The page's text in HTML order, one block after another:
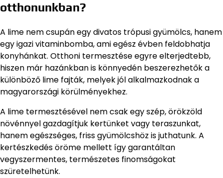
otthonunkban?
A lime nem csupán egy divatos trópusi gyümölcs, hanem
egy igazi vitaminbomba, ami egész évben feldobhatja
konyhánkat. Otthoni termesztése egyre elterjedtebb,
hiszen már hazánkban is könnyedén beszerezhetők a
különböző lime fajták, melyek jól alkalmazkodnak a
magyarországi körülményekhez.
A lime termesztésével nem csak egy szép, örökzöld
növénnyel gazdagítjuk kertünket vagy teraszunkat,
hanem egészséges, friss gyümölcshöz is juthatunk. A
kertészkedés öröme mellett így garantáltan
vegyszermentes, természetes finomságokat
szüretelhetünk.